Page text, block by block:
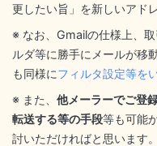
更したい旨」を新しいアド
※ なお、Gmailの仕様上、
ルダ等に勝手にメールが移
も同様にフィルタ設定等を
※ また、 他メーラーでご登
転送する等の手段等も可能
討いただければと思いま